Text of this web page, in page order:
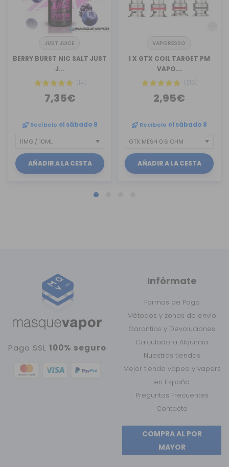
JUST JUICE
BERRY BURST NIC SALT JUST
J...
(14)
7,35€
Recíbelo el sábado 8
AÑADIR A LA CESTA
VAPORESSO
1 X GTX COIL TARGET PM
VAPO...
(316)
2,95€
Recíbelo el sábado 8
AÑADIR A LA CESTA
Pago SSL100% seguro
Infórmate
Formas de Pago
Métodos y zonas de envío
Garantías y Devoluciones
Calculadora Alquimia
Nuestras tiendas
Mejor tienda vapeo y vapers
en España
Preguntas Frecuentes
Contacto
COMPRA AL POR
MAYOR